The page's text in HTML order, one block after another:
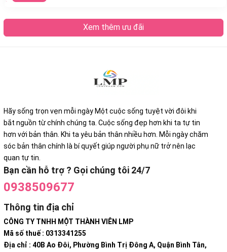
Xem thêm ưu đãi
Hãy sống trọn vẹn mỗi ngày Một cuộc sống tuyệt vời đôi khi
bắt nguồn từ chính chúng ta. Cuộc sống đẹp hơn khi ta tự tin
hơn với bản thân. Khi ta yêu bản thân nhiều hơn. Mỗi ngày chăm
sóc bản thân chính là bí quyết giúp người phụ nữ trở nên lạc
quan tự tin.
Bạn cần hỗ trợ ? Gọi chúng tôi 24/7
0938509677
Thông tin địa chỉ
CÔNG TY TNHH MỘT THÀNH VIÊN LMP
Mã số thuế : 0313341255
Địa chỉ : 40B Ao Đôi, Phường Bình Trị Đông A, Quận Bình Tân,